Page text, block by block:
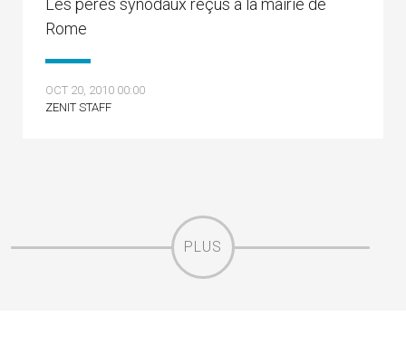
Les pères synodaux reçus à la mairie de
Rome
OCT 20, 2010 00:00
ZENIT STAFF
PLUS